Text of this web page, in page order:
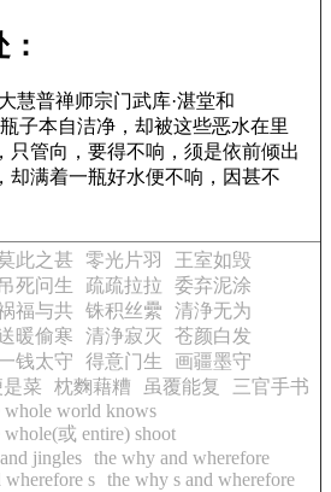
慧普禅师宗门武库·湛堂和
子本自洁净，却被这些恶水在里
只管向，要得不响，须是依前倾出
却满着一瓶好水便不响，因甚不
此之甚 零光片羽
王室如毁
吊死问生 疏疏拉拉
委弃泥涂
福与共 铢积丝纍
清浄无为
暖偷寒 清浄寂灭
苍颜白发
钱太守 得意门生
画疆墨守
菜
枕麴藉糟 虽覆能复
三官手书
whole world knows
whole(或 entire) shoot
jingles the why and wherefore
s the why s and wherefore